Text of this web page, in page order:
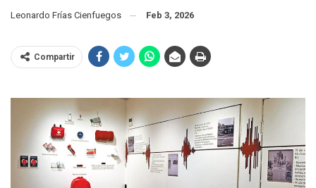
Leonardo Frías Cienfuegos Feb 3, 2026
Compartir